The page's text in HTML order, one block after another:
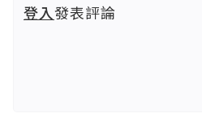
登入發表評論